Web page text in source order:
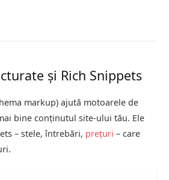
și Rich Snippets
markup) ajută motoarele de
bine conținutul site-ului tău. Ele
– stele, întrebări, prețuri – care